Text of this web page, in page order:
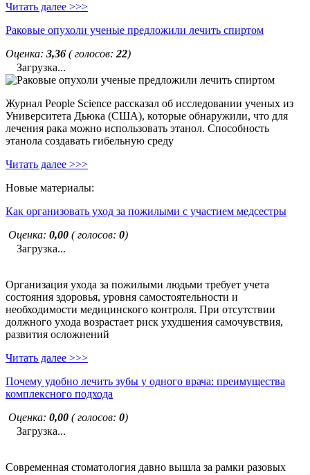
Читать далее >>>
Раковые опухоли ученые предложили лечить спиртом
Оценка: 3,36 ( голосов: 22)
Загрузка...
Журнал People Science рассказал об исследовании ученых из
Университета Дьюка (США), которые обнаружили, что для
лечения рака можно использовать этанол. Способность
этанола создавать гибельную среду
Читать далее >>>
Новые материалы:
Как организовать уход за пожилыми с участием медсестры
Оценка: 0,00 ( голосов: 0)
Загрузка...
Организация ухода за пожилыми людьми требует учета
состояния здоровья, уровня самостоятельности и
необходимости медицинского контроля. При отсутствии
должного ухода возрастает риск ухудшения самочувствия,
развития осложнений
Читать далее >>>
Почему удобно лечить зубы у одного врача: преимущества
комплексного подхода
Оценка: 0,00 ( голосов: 0)
Загрузка...
Современная стоматология давно вышла за рамки разовых